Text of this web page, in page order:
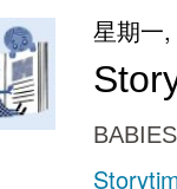
Park 圖書分館
Parkside 圖書
星期一